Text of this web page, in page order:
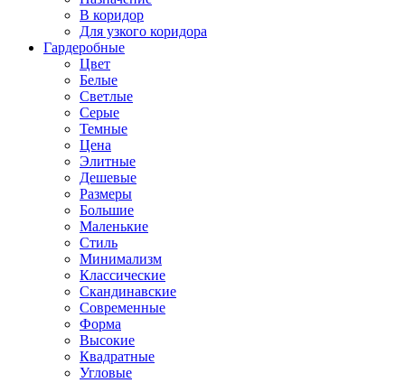
В коридор
Для узкого коридора
Гардеробные
Цвет
Белые
Светлые
Серые
Темные
Цена
Элитные
Дешевые
Размеры
Большие
Маленькие
Стиль
Минимализм
Классические
Скандинавские
Современные
Форма
Высокие
Квадратные
Угловые